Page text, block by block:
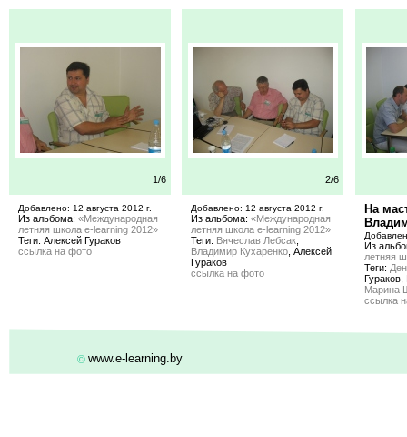
1/6 2/6
Добавлено: 12 августа 2012 г.
Из альбома: «Международная
летняя школа e-learning 2012»
Теги: Алексей Гураков
ссылка на фото
Добавлено: 12 августа 2012 г.
Из альбома: «Международная
летняя школа e-learning 2012»
Теги: Вячеслав Лебсак
Владимир Кухаренко , Алексей
Гураков
ссылка на фото
На
Из
летняя
Теги:
Гураков,
Марина
ссылка
© www.e-learning.by